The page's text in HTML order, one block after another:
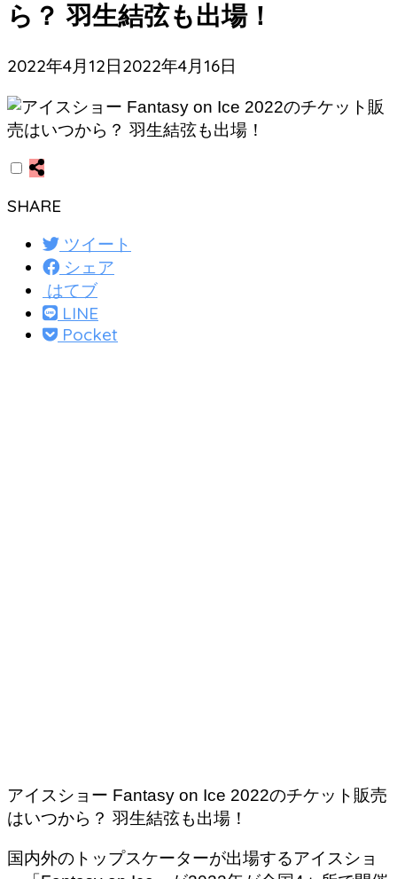
ら？ 羽生結弦も出場！
2022年4月12日2022年4月16日
SHARE
ツイート
シェア
はてブ
LINE
Pocket
アイスショー Fantasy on Ice 2022のチケット販売
はいつから？ 羽生結弦も出場！
国内外のトップスケーターが出場するアイスショ